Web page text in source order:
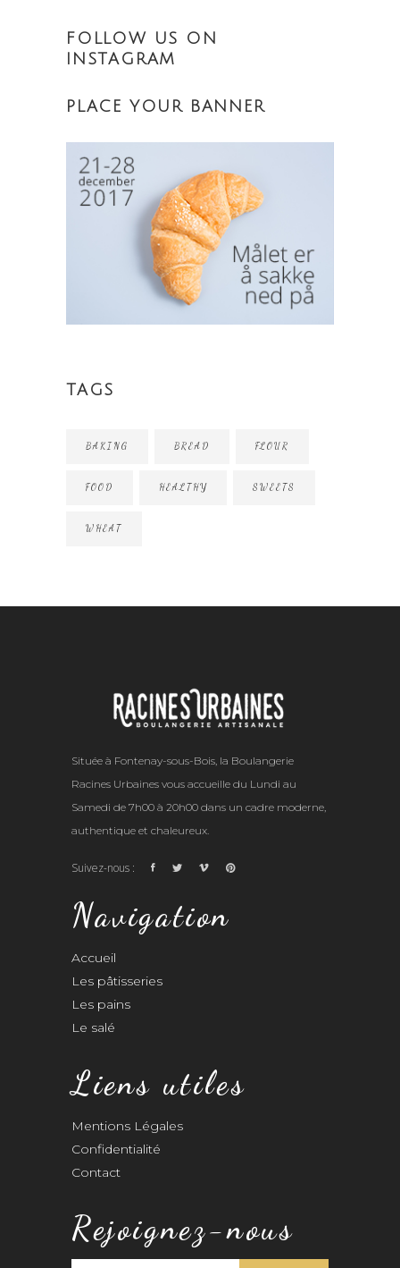
FOLLOW US ON
INSTAGRAM
PLACE YOUR BANNER
TAGS
BAKING BREAD FLOUR
FOOD HEALTHY SWEETS
WHEAT
Située à Fontenay-sous-Bois, la Boulangerie
Racines Urbaines vous accueille du Lundi au
Samedi de 7h00 à 20h00 dans un cadre moderne,
authentique et chaleureux.
Suivez-nous :
Navigation
Accueil
Les pâtisseries
Les pains
Le salé
Liens utiles
Mentions Légales
Confidentialité
Contact
Rejoignez-nous